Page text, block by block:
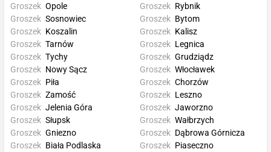
Groszek Opole
Groszek Sosnowiec
Groszek Rybnik
Groszek Bytom
Groszek Koszalin
Groszek Tarnów
Groszek Tychy
Groszek Nowy Sącz
Groszek Kalisz
Groszek Legnica
Groszek Grudziądz
Groszek Włocławek
Groszek Piła
Groszek Zamość
Groszek Jelenia Góra
Groszek Słupsk
Groszek Chorzów
Groszek Leszno
Groszek Jaworzno
Groszek Wałbrzych
Groszek Gniezno
Groszek Biała Podlaska
Groszek Dąbrowa Górnicza
Groszek Piaseczno